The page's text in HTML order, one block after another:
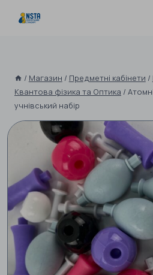
/ Магазин / Предметні кабінети /
Квантова фізика та Оптика /
учнівський набір